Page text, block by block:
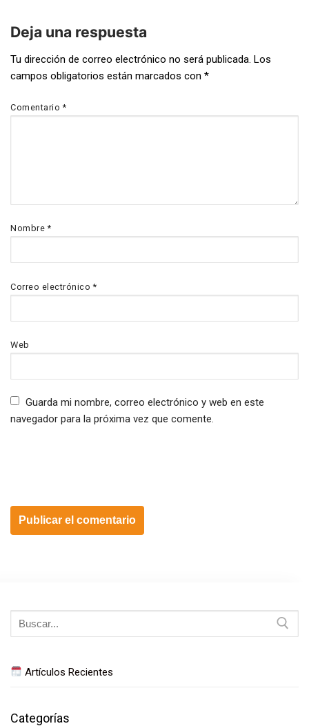
Navegación
de
entradas
Deja una respuesta
Tu dirección de correo electrónico no será publicada. Los
campos obligatorios están marcados con *
Comentario*
Nombre*
Correo electrónico*
Web
Guarda mi nombre, correo electrónico y web en este
navegador para la próxima vez que comente.
Buscar:
Artículos Recientes
Categorías